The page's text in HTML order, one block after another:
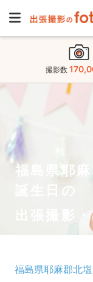
撮影数
福島県耶
誕生日の
出張撮影
福島県耶麻郡北